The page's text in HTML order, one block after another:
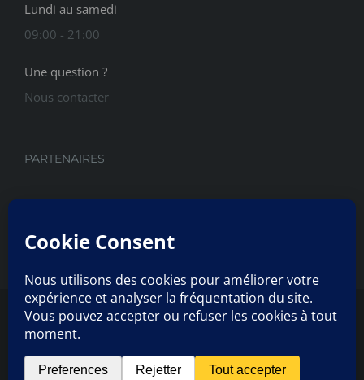
Lundi au samedi
09:00 - 21:00
Une question ?
Nous contacter
PARTENAIRES
WODABOX
© Copyright2026 | CrossFit Vallée du Gier | All Rights